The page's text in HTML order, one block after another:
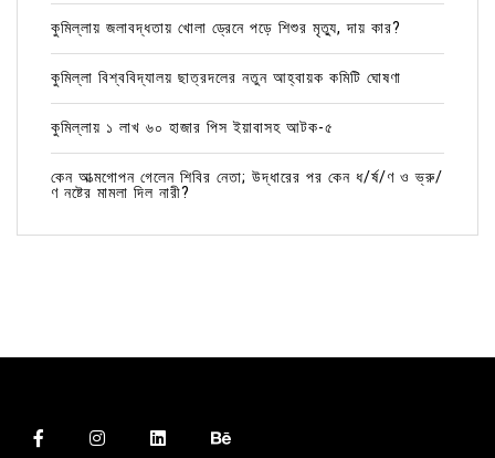
কুমিল্লায় জলাবদ্ধতায় খোলা ড্রেনে পড়ে শিশুর মৃত্যু, দায় কার?
কুমিল্লা বিশ্ববিদ্যালয় ছাত্রদলের নতুন আহ্বায়ক কমিটি ঘোষণা
কুমিল্লায় ১ লাখ ৬০ হাজার পিস ইয়াবাসহ আটক-৫
কেন আত্মগোপন গেলেন শিবির নেতা; উদ্ধারের পর কেন ধ/র্ষ/ণ ও ভ্রু/
ণ নষ্টের মামলা দিল নারী?